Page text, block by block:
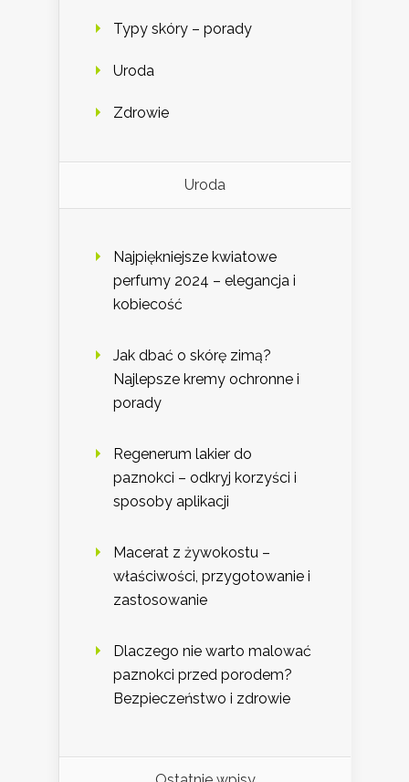
Typy skóry – porady
Uroda
Zdrowie
Uroda
Najpiękniejsze kwiatowe
perfumy 2024 – elegancja i
kobiecość
Jak dbać o skórę zimą?
Najlepsze kremy ochronne i
porady
Regenerum lakier do
paznokci – odkryj korzyści i
sposoby aplikacji
Macerat z żywokostu –
właściwości, przygotowanie i
zastosowanie
Dlaczego nie warto malować
paznokci przed porodem?
Bezpieczeństwo i zdrowie